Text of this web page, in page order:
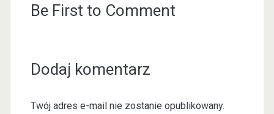
Be First to Comment
Dodaj komentarz
Twój adres e-mail nie zostanie opublikowany.